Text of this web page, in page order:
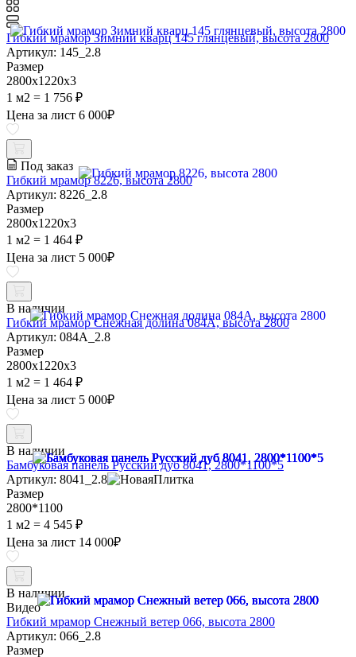
Гибкий мрамор Зимний кварц 145 глянцевый, высота 2800
Артикул: 145_2.8
Размер
2800х1220х3
1 м2 = 1 756 ₽
Цена за лист 6 000₽
Под заказ
Гибкий мрамор 8226, высота 2800
Артикул: 8226_2.8
Размер
2800х1220х3
1 м2 = 1 464 ₽
Цена за лист 5 000₽
В наличии
Гибкий мрамор Снежная долина 084A, высота 2800
Артикул: 084A_2.8
Размер
2800х1220х3
1 м2 = 1 464 ₽
Цена за лист 5 000₽
В наличии
Бамбуковая панель Русский дуб 8041, 2800*1100*5
Артикул: 8041_2.8
Размер
2800*1100
1 м2 = 4 545 ₽
Цена за лист 14 000₽
В наличии
Видео
Гибкий мрамор Снежный ветер 066, высота 2800
Артикул: 066_2.8
Размер